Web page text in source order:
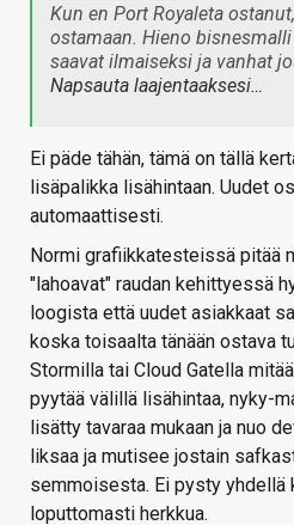
Kun en Port Royaleta
ostamaan. Hieno
saavat ilmaiseksi ja vanhat
Napsauta laajentaaksesi…
Ei päde tähän, tämä on tällä
lisäpalikka lisähintaan. Uudet
automaattisesti.
Normi grafiikkatesteissä pitää
"lahoavat" raudan kehittyessä
loogista että uudet asiakkaat
koska toisaalta tänään ostava
Stormilla tai Cloud Gatella
pyytää välillä lisähintaa, nyky-
lisätty tavaraa mukaan ja nuo
liksaa ja mutisee jostain
semmoisesta. Ei pysty yhdellä
loputtomasti herkkua.